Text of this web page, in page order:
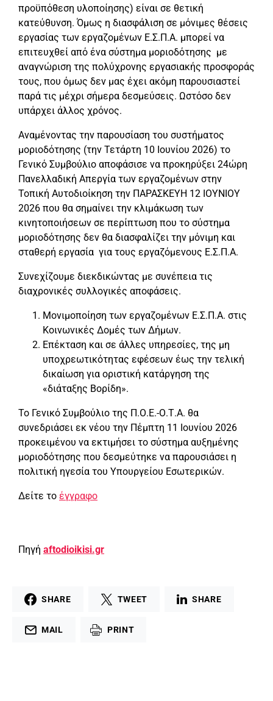
προϋπόθεση υλοποίησης) είναι σε θετική
κατεύθυνση. Όμως η διασφάλιση σε μόνιμες θέσεις
εργασίας των εργαζομένων Ε.Σ.Π.Α. μπορεί να
επιτευχθεί από ένα σύστημα μοριοδότησης με
αναγνώριση της πολύχρονης εργασιακής προσφοράς
τους, που όμως δεν μας έχει ακόμη παρουσιαστεί
παρά τις μέχρι σήμερα δεσμεύσεις. Ωστόσο δεν
υπάρχει άλλος χρόνος.
Αναμένοντας την παρουσίαση του συστήματος
μοριοδότησης (την Τετάρτη 10 Ιουνίου 2026) το
Γενικό Συμβούλιο αποφάσισε να προκηρύξει 24ώρη
Πανελλαδική Απεργία των εργαζομένων στην
Τοπική Αυτοδιοίκηση την ΠΑΡΑΣΚΕΥΗ 12 ΙΟΥΝΙΟΥ
2026 που θα σημαίνει την κλιμάκωση των
κινητοποιήσεων σε περίπτωση που το σύστημα
μοριοδότησης δεν θα διασφαλίζει την μόνιμη και
σταθερή εργασία για τους εργαζόμενους Ε.Σ.Π.Α.
Συνεχίζουμε διεκδικώντας με συνέπεια τις
διαχρονικές συλλογικές αποφάσεις.
Μονιμοποίηση των εργαζομένων Ε.Σ.Π.Α. στις
Κοινωνικές Δομές των Δήμων.
Επέκταση και σε άλλες υπηρεσίες, της μη
υποχρεωτικότητας εφέσεων έως την τελική
δικαίωση για οριστική κατάργηση της
«διάταξης Βορίδη».
Το Γενικό Συμβούλιο της Π.Ο.Ε.-Ο.Τ.Α. θα
συνεδριάσει εκ νέου την Πέμπτη 11 Ιουνίου 2026
προκειμένου να εκτιμήσει το σύστημα αυξημένης
μοριοδότησης που δεσμεύτηκε να παρουσιάσει η
πολιτική ηγεσία του Υπουργείου Εσωτερικών.
Δείτε το έγγραφο
Πηγή aftodioikisi.gr
SHARE TWEET SHARE
MAIL PRINT